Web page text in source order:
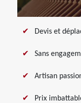
Devis et
Sans
Artisan
Prix